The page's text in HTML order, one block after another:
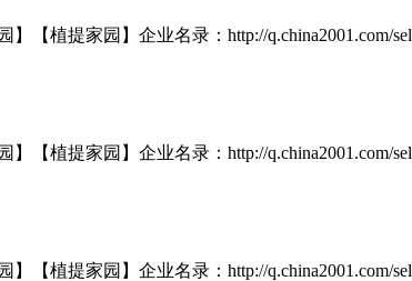
【植提家园】企业名录：http://q.china2001.com/sel
【植提家园】企业名录：http://q.china2001.com/sel
【植提家园】企业名录：http://q.china2001.com/sel